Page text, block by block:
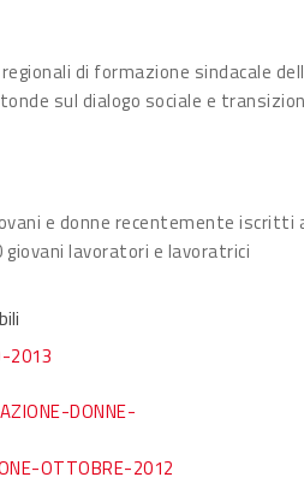
di formazione sindacale
sul dialogo sociale e
e donne recentemente iscritti
lavoratori e lavoratrici
2013
DONNE-
OTTOBRE-2012